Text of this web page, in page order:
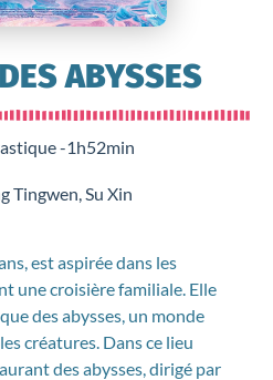
ABYSSES
-1h52min
Tingwen, Su Xin
est aspirée dans les
une croisière familiale. Elle
des abysses, un monde
créatures. Dans ce lieu
des abysses, dirigé par